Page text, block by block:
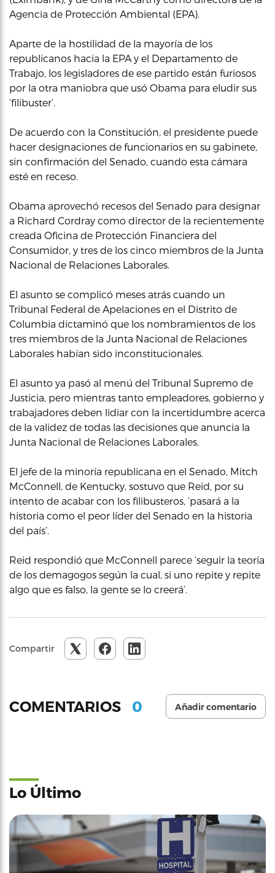
Agencia de Protección Ambiental (EPA).
Aparte de la hostilidad de la mayoría de los
republicanos hacia la EPA y el Departamento de
Trabajo, los legisladores de ese partido están furiosos
por la otra maniobra que usó Obama para eludir sus
‘filibuster’.
De acuerdo con la Constitución, el presidente puede
hacer designaciones de funcionarios en su gabinete,
sin confirmación del Senado, cuando esta cámara
esté en receso.
Obama aprovechó recesos del Senado para designar
a Richard Cordray como director de la recientemente
creada Oficina de Protección Financiera del
Consumidor, y tres de los cinco miembros de la Junta
Nacional de Relaciones Laborales.
El asunto se complicó meses atrás cuando un
Tribunal Federal de Apelaciones en el Distrito de
Columbia dictaminó que los nombramientos de los
tres miembros de la Junta Nacional de Relaciones
Laborales habían sido inconstitucionales.
El asunto ya pasó al menú del Tribunal Supremo de
Justicia, pero mientras tanto empleadores, gobierno y
trabajadores deben lidiar con la incertidumbre acerca
de la validez de todas las decisiones que anuncia la
Junta Nacional de Relaciones Laborales.
El jefe de la minoría republicana en el Senado, Mitch
McConnell, de Kentucky, sostuvo que Reid, por su
intento de acabar con los filibusteros, ‘pasará a la
historia como el peor líder del Senado en la historia
del país’.
Reid respondió que McConnell parece ‘seguir la teoría
de los demagogos según la cual, si uno repite y repite
algo que es falso, la gente se lo creerá’.
Compartir
COMENTARIOS 0 Añadir comentario
Lo Último